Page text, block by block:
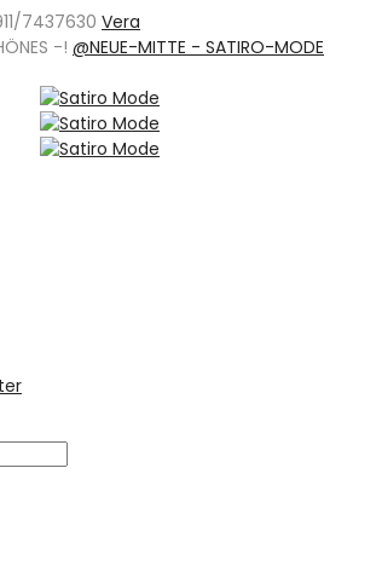
7437630 Vera
-! @NEUE-MITTE - SATIRO-MODE